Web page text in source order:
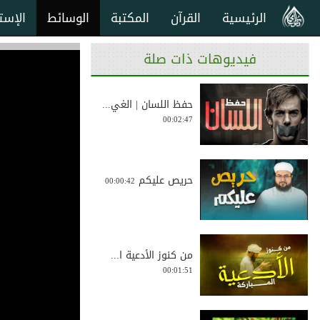
الوسائط المكتبة القرآن الرئيسية
فيديوهات ذات صلة
حفظ اللسان | الغي...
00:02:47
حريص عليكم 00:00:42
من كنوز الأدعية ا...
00:01:51